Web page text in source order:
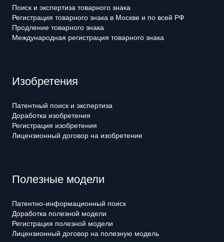
Поиск и экспертиза товарного знака
Регистрация товарного знака в Москве и по всей РФ
Продление товарного знака
Международная регистрация товарного знака
Изобретения
Патентный поиск и экспертиза
Доработка изобретения
Регистрация изобретения
Лицензионный договор на изобретение
Полезные модели
Патентно-информационный поиск
Доработка полезной модели
Регистрация полезной модели
Лицензионный договор на полезную модель